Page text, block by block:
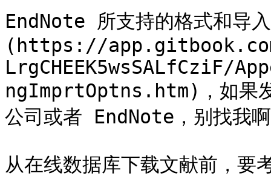
EndNote 所支持的格式和导
(https://
LrgCHEEK5wsSALfCziF/
ngImprtOptns.htm)，如果发
公司或者 EndNote，别找我
从在线数据库下载文献前，要